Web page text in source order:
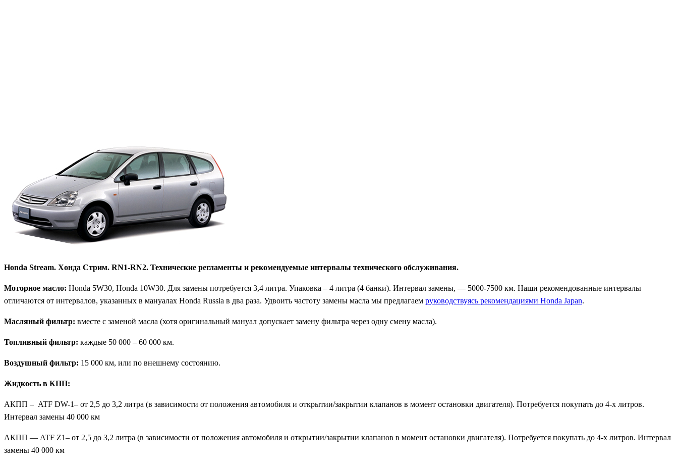
Honda Stream. Хонда Стрим. RN1-RN2. Технические регламенты и рекомендуемые интервалы технического обслуживания.
Моторное масло: Honda 5W30, Honda 10W30. Для замены потребуется 3,4 литра. Упаковка – 4 литра (4 банки). Интервал замены, — 5000-7500 км. Наши рекомендованные интервалы
отличаются от интервалов, указанных в мануалах Honda Russia в два раза. Удвоить частоту замены масла мы предлагаем руководствуясь рекомендациями Honda Japan.
Масляный фильтр: вместе с заменой масла (хотя оригинальный мануал допускает замену фильтра через одну смену масла).
Топливный фильтр: каждые 50 000 – 60 000 км.
Воздушный фильтр: 15 000 км, или по внешнему состоянию.
Жидкость в КПП:
АКПП – ATF DW-1– от 2,5 до 3,2 литра (в зависимости от положения автомобиля и открытии/закрытии клапанов в момент остановки двигателя). Потребуется покупать до 4-х литров.
Интервал замены 40 000 км
АКПП — ATF Z1– от 2,5 до 3,2 литра (в зависимости от положения автомобиля и открытии/закрытии клапанов в момент остановки двигателя). Потребуется покупать до 4-х литров. Интервал
замены 40 000 км